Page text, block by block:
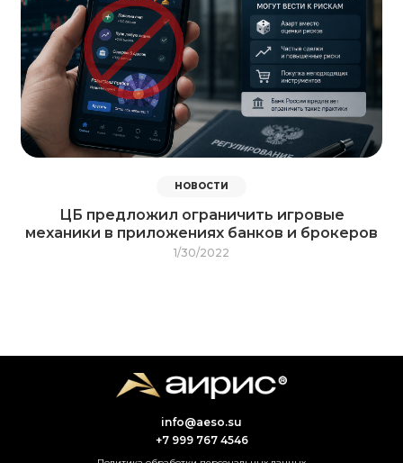
НОВОСТИ
ЦБ предложил ограничить игровые
механики в приложениях банков и брокеров
1/30/2022
info@aeso.su
+7 999 767 4546